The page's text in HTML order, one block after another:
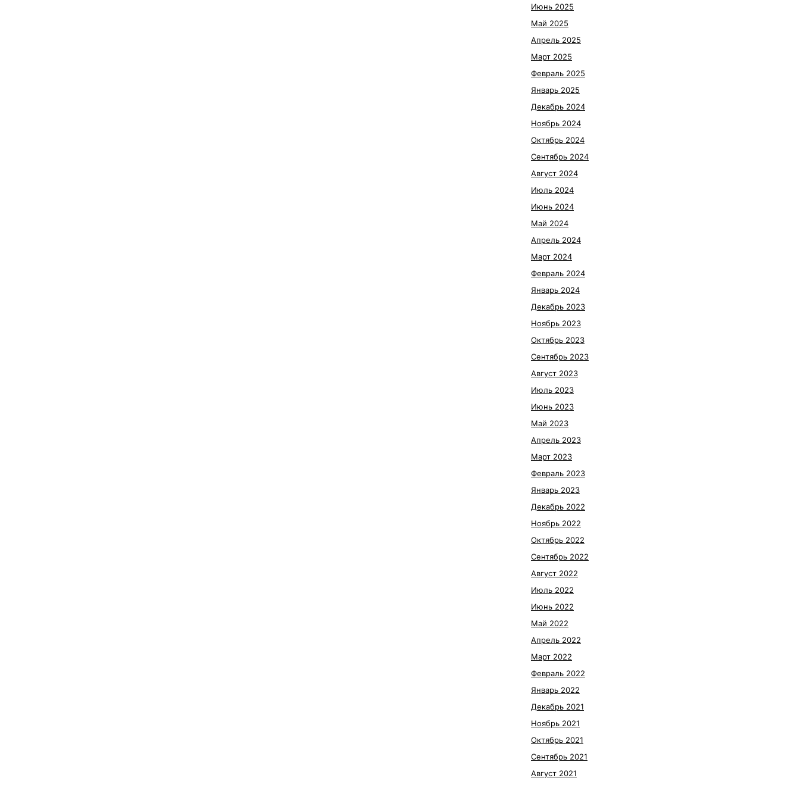
Июнь 2025
Май 2025
Апрель 2025
Март 2025
Февраль 2025
Январь 2025
Декабрь 2024
Ноябрь 2024
Октябрь 2024
Сентябрь 2024
Август 2024
Июль 2024
Июнь 2024
Май 2024
Апрель 2024
Март 2024
Февраль 2024
Январь 2024
Декабрь 2023
Ноябрь 2023
Октябрь 2023
Сентябрь 2023
Август 2023
Июль 2023
Июнь 2023
Май 2023
Апрель 2023
Март 2023
Февраль 2023
Январь 2023
Декабрь 2022
Ноябрь 2022
Октябрь 2022
Сентябрь 2022
Август 2022
Июль 2022
Июнь 2022
Май 2022
Апрель 2022
Март 2022
Февраль 2022
Январь 2022
Декабрь 2021
Ноябрь 2021
Октябрь 2021
Сентябрь 2021
Август 2021